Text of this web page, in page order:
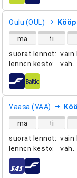
Oulu (OUL)
suorat lennot: vain
lennon kesto: väh.
suorien lentojen
ma ti
lentoyhtiöt
Vaasa (VAA)
suorat lennot: vain
lennon kesto: väh.
suorien lentojen
ma ti
lentoyhtiöt